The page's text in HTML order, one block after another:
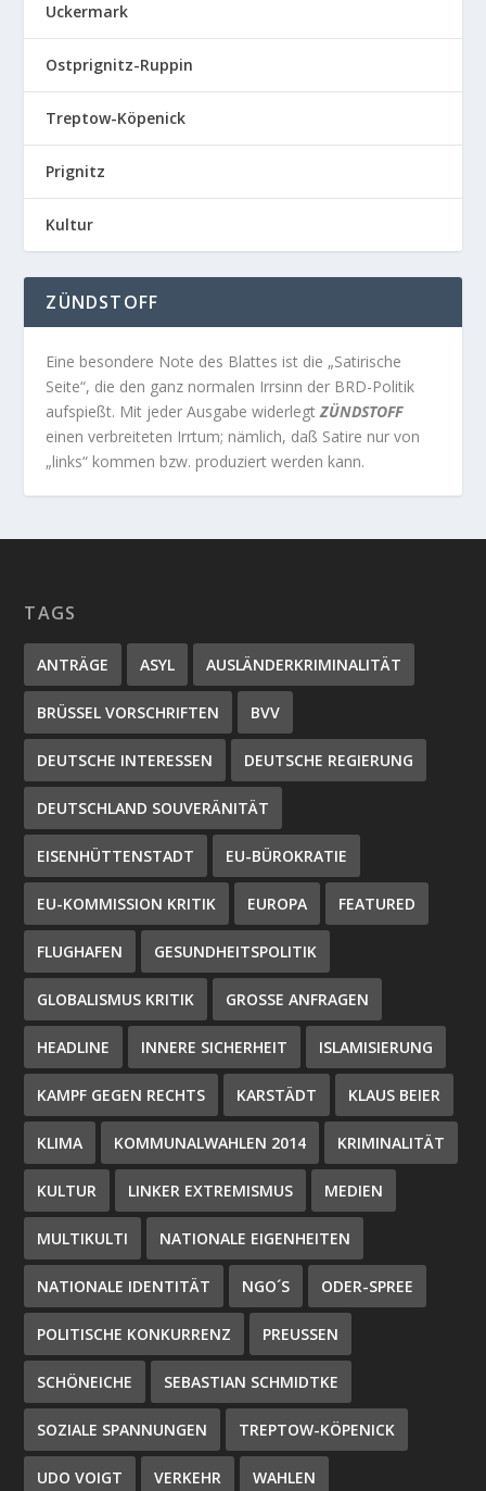
Uckermark
Ostprignitz-Ruppin
Treptow-Köpenick
Prignitz
Kultur
ZÜNDSTOFF
Eine besondere Note des Blattes ist die „Satirische
Seite“, die den ganz normalen Irrsinn der BRD-Politik
aufspießt. Mit jeder Ausgabe widerlegtZÜNDSTOFF
einen verbreiteten Irrtum; nämlich, daß Satire nur von
„links“ kommen bzw. produziert werden kann.
TAGS
ANTRÄGE ASYL AUSLÄNDERKRIMINALITÄT
BRÜSSEL VORSCHRIFTEN BVV
DEUTSCHE INTERESSEN DEUTSCHE REGIERUNG
DEUTSCHLAND SOUVERÄNITÄT
EISENHÜTTENSTADT EU-BÜROKRATIE
EU-KOMMISSION KRITIK EUROPA FEATURED
FLUGHAFEN GESUNDHEITSPOLITIK
GLOBALISMUS KRITIK GROSSE ANFRAGEN
HEADLINE INNERE SICHERHEIT ISLAMISIERUNG
KAMPF GEGEN RECHTS KARSTÄDT KLAUS BEIER
KLIMA KOMMUNALWAHLEN 2014 KRIMINALITÄT
KULTUR LINKER EXTREMISMUS MEDIEN
MULTIKULTI NATIONALE EIGENHEITEN
NATIONALE IDENTITÄT NGO´S ODER-SPREE
POLITISCHE KONKURRENZ PREUSSEN
SCHÖNEICHE SEBASTIAN SCHMIDTKE
SOZIALE SPANNUNGEN TREPTOW-KÖPENICK
UDO VOIGT VERKEHR WAHLEN